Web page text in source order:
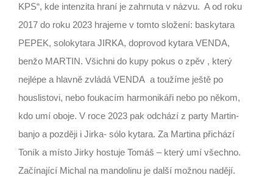
KPS“, kde intenzita hraní je zahrnuta v názvu. A od roku
2017 do roku 2023 hrajeme v tomto složení: baskytara
PEPEK, solokytara JIRKA, doprovod kytara VENDA,
benžo MARTIN. Všichni do kupy pokus o zpěv , který
nejlépe a hlavně zvládá VENDA a toužíme ještě po
houslistovi, nebo foukacím harmonikáři nebo po někom,
kdo umí oboje. V roce 2023 pak odchází z party Martin-
banjo a později i Jirka- sólo kytara. Za Martina přichází
Toník a místo Jirky hostuje Tomáš – který umí všechno.
Začínající Michal na mandolinu je další možnou nadějí.